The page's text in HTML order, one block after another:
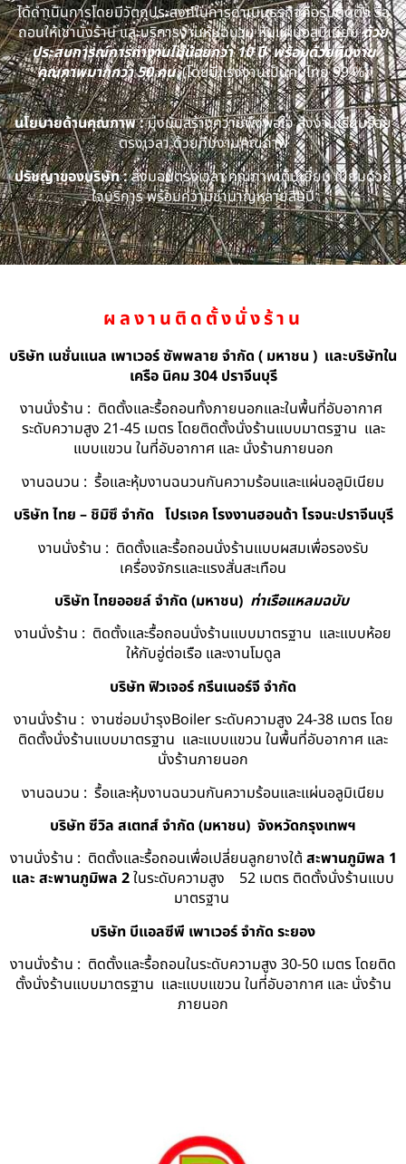
ได้ดำเนินการโดยมีวัตถุประสงค์ในการดำเนินธุรกิจคือรับติดตั้ง รื้อ
ถอนให้เช่านั่งร้าน และบริการงานหุ้มฉนวน หุ้มแผ่นอลูมิเนียมด้วย
ประสบการณ์การทำงานไม่น้อยกว่า 10 ปี พร้อมด้วยทีมงาน
คุณภาพมากกว่า 50 คน(โดยมีแรงงานเป็นคนไทย 99 %)
นโยบายด้านคุณภาพ :มุ่งมั่นสร้างความพึงพอใจ ส่งงานเรียบร้อย
ตรงเวลา ด้วยทีมงานคุณภาพ
ปรัชญาของบริษัท :ส่งมอบตรงเวลา คุณภาพเต็มเยี่ยม เปี่ยมด้วย
ใจบริการ พร้อมความชำนาญหลายสิบปี
ผลงานติดตั้งนั่งร้าน
บริษัท เนชั่นแนล เพาเวอร์ ซัพพลาย จำกัด ( มหาชน ) และบริษัทใน
เครือ นิคม 304 ปราจีนบุรี
งานนั่งร้าน : ติดตั้งและรื้อถอนทั้งภายนอกและในพื้นที่อับอากาศ
ระดับความสูง 21-45 เมตร โดยติดตั้งนั่งร้านแบบมาตรฐาน และ
แบบแขวน ในที่อับอากาศ และ นั่งร้านภายนอก
งานฉนวน : รื้อและหุ้มงานฉนวนกันความร้อนและแผ่นอลูมิเนียม
บริษัท ไทย – ชิมิซึ จำกัด โปรเจค โรงงานฮอนด้า โรจนะปราจีนบุรี
งานนั่งร้าน : ติดตั้งและรื้อถอนนั่งร้านแบบผสมเพื่อรองรับ
เครื่องจักรและแรงสั่นสะเทือน
บริษัท ไทยออยล์ จํากัด (มหาชน) ท่าเรือแหลมฉบับ
งานนั่งร้าน : ติดตั้งและรื้อถอนนั่งร้านแบบมาตรฐาน และแบบห้อย
ให้กับอู่ต่อเรือ และงานโมดูล
บริษัท ฟิวเจอร์ กรีนเนอร์จี จำกัด
งานนั่งร้าน : งานซ่อมบำรุงBoiler ระดับความสูง 24-38 เมตร โดย
ติดตั้งนั่งร้านแบบมาตรฐาน และแบบแขวน ในพื้นที่อับอากาศ และ
นั่งร้านภายนอก
งานฉนวน : รื้อและหุ้มงานฉนวนกันความร้อนและแผ่นอลูมิเนียม
บริษัท ซีวิล สเตทส์ จำกัด (มหาชน) จังหวัดกรุงเทพฯ
งานนั่งร้าน : ติดตั้งและรื้อถอนเพื่อเปลี่ยนลูกยางใต้ สะพานภูมิพล 1
และ สะพานภูมิพล 2ในระดับความสูง 52 เมตร ติดตั้งนั่งร้านแบบ
มาตรฐาน
บริษัท บีแอลซีพี เพาเวอร์ จำกัด ระยอง
งานนั่งร้าน : ติดตั้งและรื้อถอนในระดับความสูง 30-50 เมตร โดยติด
ตั้งนั่งร้านแบบมาตรฐาน และแบบแขวน ในที่อับอากาศ และ นั่งร้าน
ภายนอก